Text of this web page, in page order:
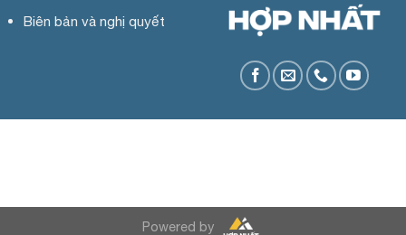
Biên bản và nghị quyết
Powered by